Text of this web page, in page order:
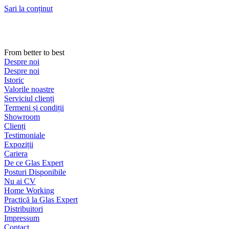
Sari la conținut
From better to best
Despre noi
Despre noi
Istoric
Valorile noastre
Serviciul clienți
Termeni și condiții
Showroom
Clienți
Testimoniale
Expoziții
Cariera
De ce Glas Expert
Posturi Disponibile
Nu ai CV
Home Working
Practică la Glas Expert
Distribuitori
Impressum
Contact